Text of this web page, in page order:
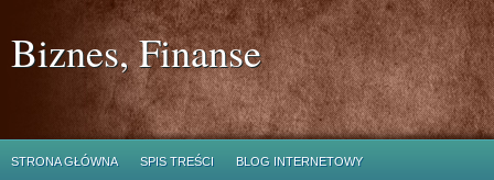
Biznes, Finanse
STRONA GŁÓWNA SPIS TREŚCI BLOG INTERNETOWY